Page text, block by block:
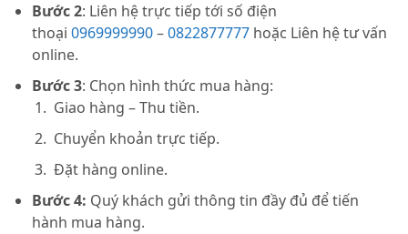
Bước 2: Liên hệ trực tiếp tới số điện
thoại 0969999990–0822877777 hoặc Liên hệ tư vấn
online.
Bước 3: Chọn hình thức mua hàng:
Giao hàng – Thu tiền.
Chuyển khoản trực tiếp.
Đặt hàng online.
Bước 4: Quý khách gửi thông tin đầy đủ để tiến
hành mua hàng.